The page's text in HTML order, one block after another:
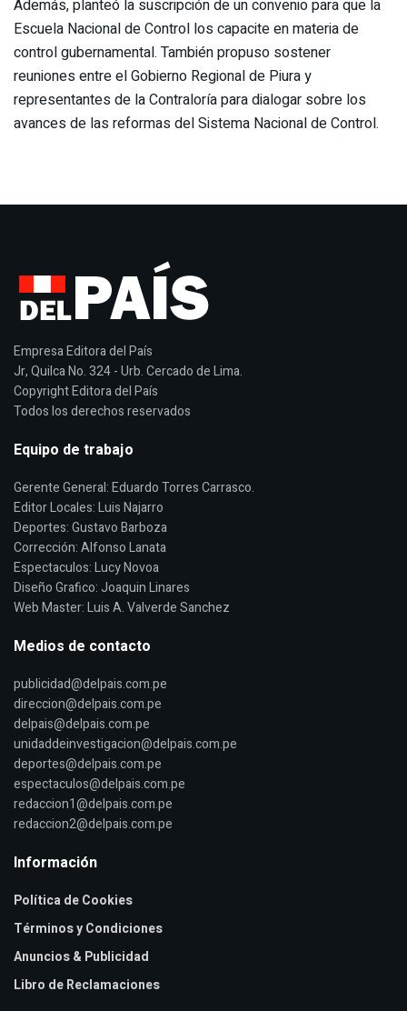
Además, planteó la suscripción de un convenio para que la
Escuela Nacional de Control los capacite en materia de
control gubernamental. También propuso sostener
reuniones entre el Gobierno Regional de Piura y
representantes de la Contraloría para dialogar sobre los
avances de las reformas del Sistema Nacional de Control.
Empresa Editora del País
Jr, Quilca No. 324 - Urb. Cercado de Lima.
Copyright Editora del País
Todos los derechos reservados
Equipo de trabajo
Gerente General: Eduardo Torres Carrasco.
Editor Locales: Luis Najarro
Deportes: Gustavo Barboza
Corrección: Alfonso Lanata
Espectaculos: Lucy Novoa
Diseño Grafico: Joaquin Linares
Web Master: Luis A. Valverde Sanchez
Medios de contacto
publicidad@delpais.com.pe
direccion@delpais.com.pe
delpais@delpais.com.pe
unidaddeinvestigacion@delpais.com.pe
deportes@delpais.com.pe
espectaculos@delpais.com.pe
redaccion1@delpais.com.pe
redaccion2@delpais.com.pe
Información
Política de Cookies
Términos y Condiciones
Anuncios & Publicidad
Libro de Reclamaciones